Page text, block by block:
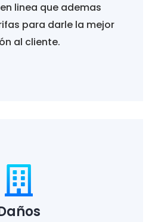
linea que ademas
para darle la mejor
al cliente.